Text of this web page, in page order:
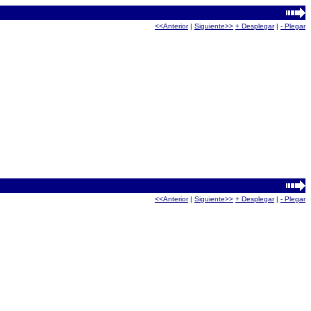
<<Anterior| Siguiente>> + Desplegar| - Plegar
<<Anterior| Siguiente>> + Desplegar| - Plegar